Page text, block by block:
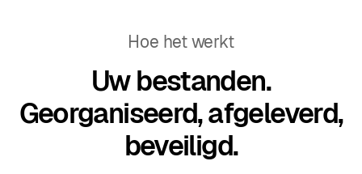
Hoe het werkt
Uw bestanden.
Georganiseerd, afgeleverd,
beveiligd.